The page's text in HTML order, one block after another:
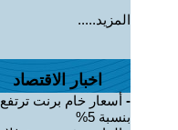
المزيد.....
اخبار الاقتصاد
- أسعار خام برنت ترتفع
بنسبة 5%